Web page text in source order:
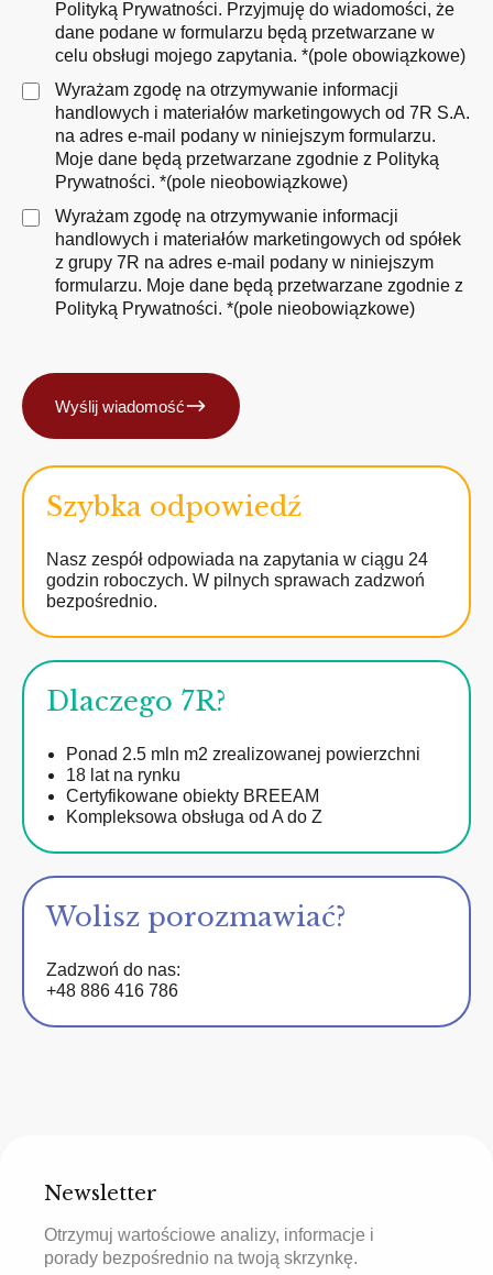
Polityką Prywatności. Przyjmuję do wiadomości, że
dane podane w formularzu będą przetwarzane w
celu obsługi mojego zapytania. *(pole obowiązkowe)
Wyrażam zgodę na otrzymywanie informacji
handlowych i materiałów marketingowych od 7R S.A.
na adres e-mail podany w niniejszym formularzu.
Moje dane będą przetwarzane zgodnie z Polityką
Prywatności. *(pole nieobowiązkowe)
Wyrażam zgodę na otrzymywanie informacji
handlowych i materiałów marketingowych od spółek
z grupy 7R na adres e-mail podany w niniejszym
formularzu. Moje dane będą przetwarzane zgodnie z
Polityką Prywatności. *(pole nieobowiązkowe)
Wyślij wiadomość
Szybka odpowiedź
Nasz zespół odpowiada na zapytania w ciągu 24
godzin roboczych. W pilnych sprawach zadzwoń
bezpośrednio.
Dlaczego 7R?
Ponad 2.5 mln m2 zrealizowanej powierzchni
18 lat na rynku
Certyfikowane obiekty BREEAM
Kompleksowa obsługa od A do Z
Wolisz porozmawiać?
Zadzwoń do nas:
+48 886 416 786
Newsletter
Otrzymuj wartościowe analizy, informacje i
porady bezpośrednio na twoją skrzynkę.